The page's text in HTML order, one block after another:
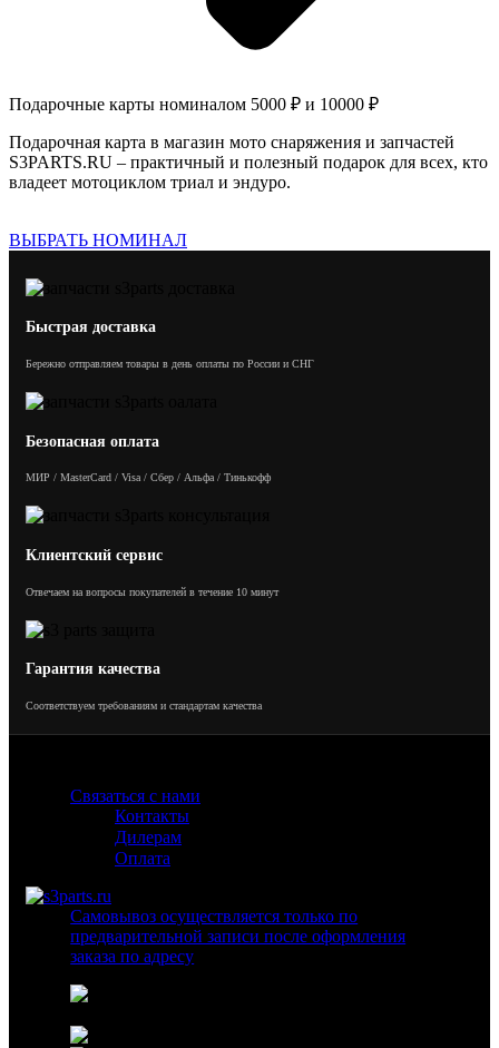
Подарочные карты номиналом 5000 ₽ и 10000 ₽
Подарочная карта в магазин мото снаряжения и запчастей
S3PARTS.RU – практичный и полезный подарок для всех, кто
владеет мотоциклом триал и эндуро.
ВЫБРАТЬ НОМИНАЛ
Быстрая доставка
Бережно отправляем товары в день оплаты по России и СНГ
Безопасная оплата
МИР / MasterCard / Visa / Сбер / Альфа / Тинькофф
Клиентский сервис
Отвечаем на вопросы покупателей в течение 10 минут
Гарантия качества
Соответствуем требованиям и стандартам качества
Связаться с нами
Контакты
Дилерам
Оплата
Самовывоз осуществляется только по
предварительной записи после оформления
заказа по адресу